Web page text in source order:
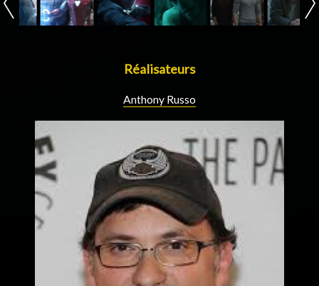
Réalisateurs
Anthony Russo